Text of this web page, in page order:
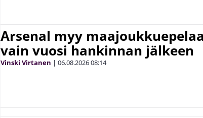
Arsenal myy
vain vuosi hankinnan jälkeen
Vinski Virtanen | 06.08.202608:14